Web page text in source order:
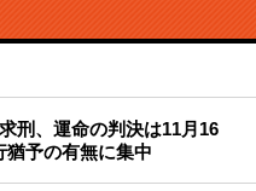
刑、運命の判決は11月16
予の有無に集中